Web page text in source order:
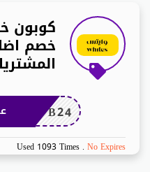
كوبون
خصم
B24
Used 1093 Times . No Expires